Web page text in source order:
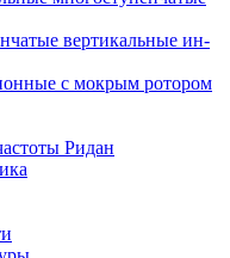
вертикальные ин-
с мокрым ротором
Ридан